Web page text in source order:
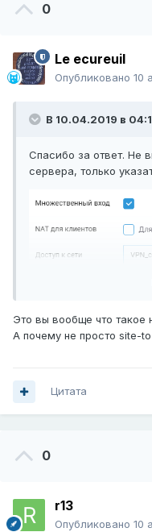
0
Le ecureuil
Опубликовано 10
В 10.04.2019 в
Спасибо за ответ. Не
сервера, только
p/s ОС2.15.C.3.0-0
Это вы вообще что такое
А почему не просто site-
Цитата
0
r13
Опубликовано 10